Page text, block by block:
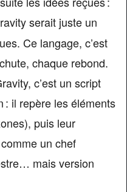
serait juste un
Ce langage, c’est
chaque rebond.
c’est un script
: il repère les éléments
puis leur
un chef
mais version